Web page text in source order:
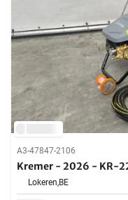
A3-47847-2106
Kremer - 2026 - KR-
Lokeren,BE